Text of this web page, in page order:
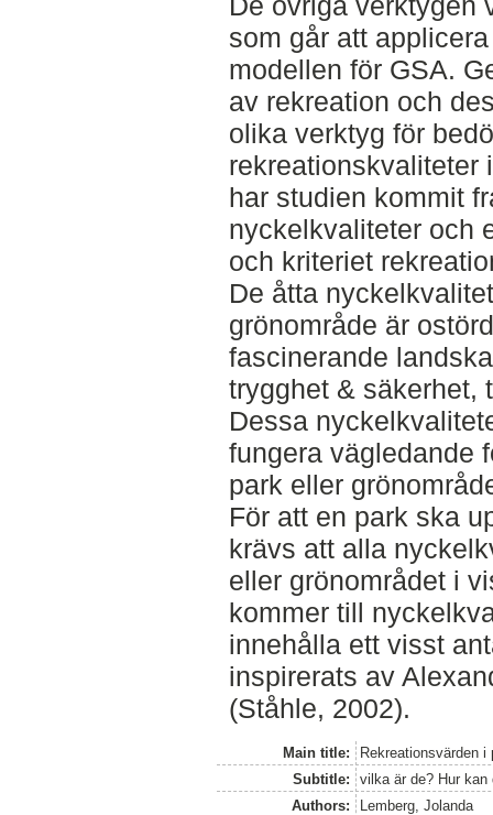
som går att
modellen för GSA.
av rekreation och
olika verktyg för
rekreationskvaliteter
har studien kommit
nyckelkvaliteter och
och kriteriet
De åtta
grönområde är
fascinerande
trygghet & säkerhet,
Dessa
fungera vägledande
park eller
För att en park ska
krävs att alla
eller grönområdet i
kommer till
innehålla ett visst
inspirerats av
(Ståhle, 2002).
Main title:
Rekreationsvärden i
Subtitle:
vilka är de? Hur kan
Authors:
Lemberg, Jolanda